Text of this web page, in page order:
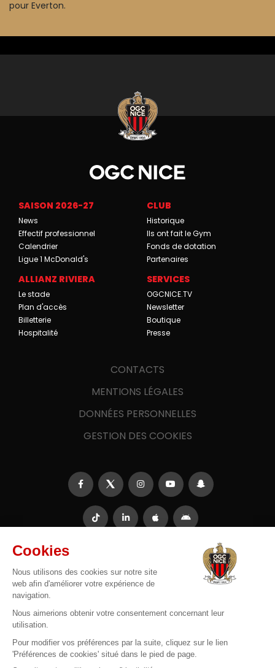
pour Everton.
SAISON 2026-27
News
Effectif professionnel
Calendrier
Ligue 1 McDonald's
CLUB
Historique
Ils ont fait le Gym
Fonds de dotation
Partenaires
ALLIANZ RIVIERA
Le stade
Plan d'accès
Billetterie
Hospitalité
SERVICES
OGCNICE.TV
Newsletter
Boutique
Presse
CONTACTS
MENTIONS LÉGALES
DONNÉES PERSONNELLES
GESTION DES COOKIES